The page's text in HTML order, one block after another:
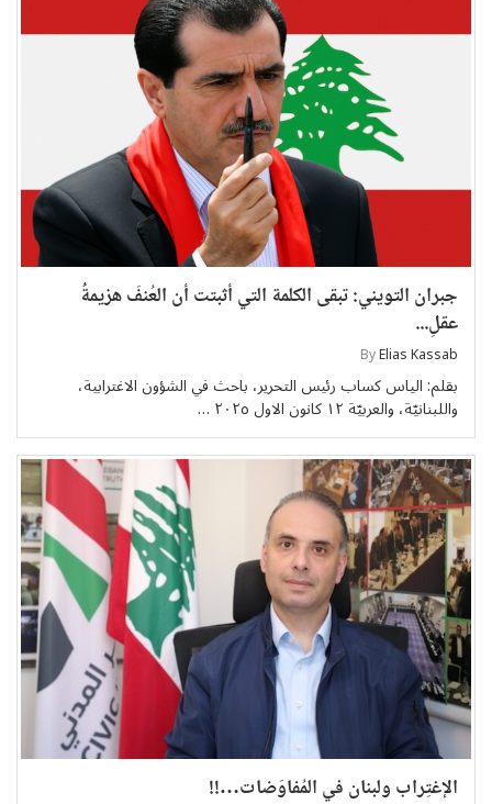
جبران التويني: تبقى الكلمة التي أثبتت أن العُنفَ هزيمةُُ
عقلِ...
ByElias Kassab
بقلم: الياس كساب رئيس التحرير، باحث في الشؤون الاغترابية،
واللبنانيّة، والعربيّة ١٢ كانون الاول ٢٠٢٥ …
الإغتِراب ولبنان في المُفاوَضات…!!